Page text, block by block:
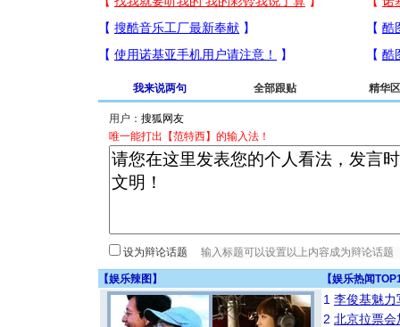
我来说两句 全部跟贴 精华区
用户：
唯一能打出【范特西】的输入法！
设为辩论话题
【娱乐辣图 】 【娱乐热闻
1 李俊基魅力
2 北京拉票